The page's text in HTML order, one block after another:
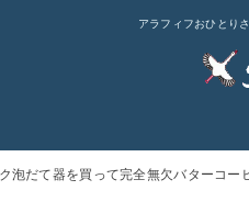
アラフィフおひとり
泡だて器を買って完全無欠バターコー